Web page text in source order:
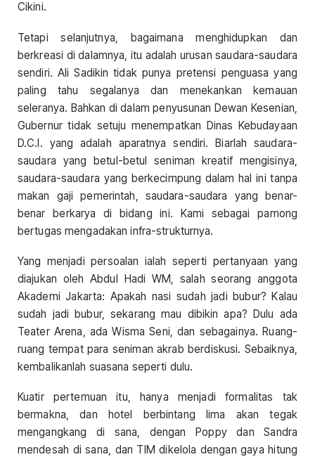
Cikini.
Tetapi selanjutnya, bagaimana menghidupkan dan
berkreasi di dalamnya, itu adalah urusan saudara-saudara
sendiri. Ali Sadikin tidak punya pretensi penguasa yang
paling tahu segalanya dan menekankan kemauan
seleranya. Bahkan di dalam penyusunan Dewan Kesenian,
Gubernur tidak setuju menempatkan Dinas Kebudayaan
D.C.I. yang adalah aparatnya sendiri. Biarlah saudara-
saudara yang betul-betul seniman kreatif mengisinya,
saudara-saudara yang berkecimpung dalam hal ini tanpa
makan gaji pemerintah, saudara-saudara yang benar-
benar berkarya di bidang ini. Kami sebagai pamong
bertugas mengadakan infra-strukturnya.
Yang menjadi persoalan ialah seperti pertanyaan yang
diajukan oleh Abdul Hadi WM, salah seorang anggota
Akademi Jakarta: Apakah nasi sudah jadi bubur? Kalau
sudah jadi bubur, sekarang mau dibikin apa? Dulu ada
Teater Arena, ada Wisma Seni, dan sebagainya. Ruang-
ruang tempat para seniman akrab berdiskusi. Sebaiknya,
kembalikanlah suasana seperti dulu.
Kuatir pertemuan itu, hanya menjadi formalitas tak
bermakna, dan hotel berbintang lima akan tegak
mengangkang di sana, dengan Poppy dan Sandra
mendesah di sana, dan TIM dikelola dengan gaya hitung